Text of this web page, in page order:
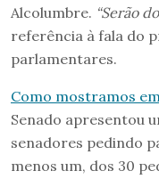
Alcolumbre. “Serão
referência à fala do
parlamentares.
Como mostramos
Senado apresentou
senadores pedindo
menos um, dos 30